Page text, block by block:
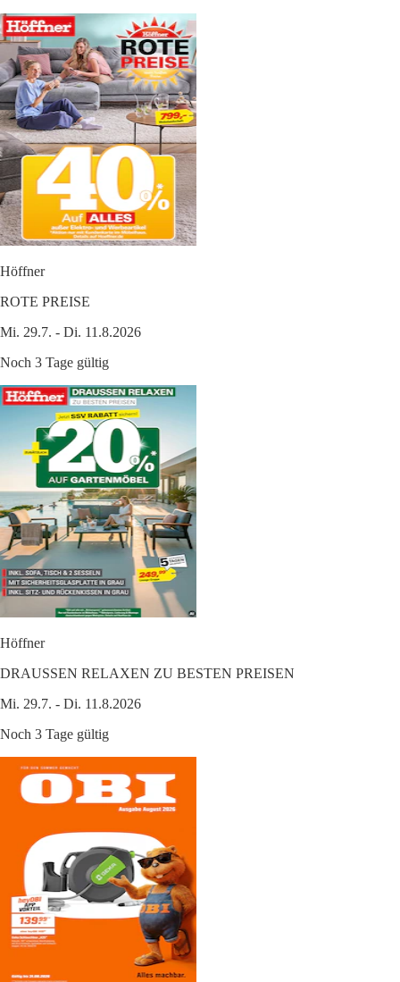
Höffner
ROTE PREISE
Mi. 29.7. - Di. 11.8.2026
Noch 3 Tage gültig
Höffner
DRAUSSEN RELAXEN ZU BESTEN PREISEN
Mi. 29.7. - Di. 11.8.2026
Noch 3 Tage gültig